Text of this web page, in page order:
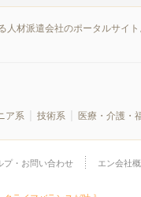
材派遣会社のポータルサイ
ア系 技術系 医療・介護・
プ・お問い合わせ エン会社